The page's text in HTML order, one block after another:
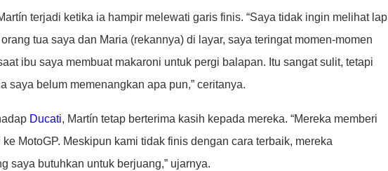
terjadi ketika ia hampir melewati garis finis. “Saya tidak ingin melihat lap
tua saya dan Maria (rekannya) di layar, saya teringat momen-momen
ibu saya membuat makaroni untuk pergi balapan. Itu sangat sulit, tetapi
saya belum memenangkan apa pun,” ceritanya.
Ducati, Martín tetap berterima kasih kepada mereka. “Mereka memberi
MotoGP. Meskipun kami tidak finis dengan cara terbaik, mereka
saya butuhkan untuk berjuang,” ujarnya.